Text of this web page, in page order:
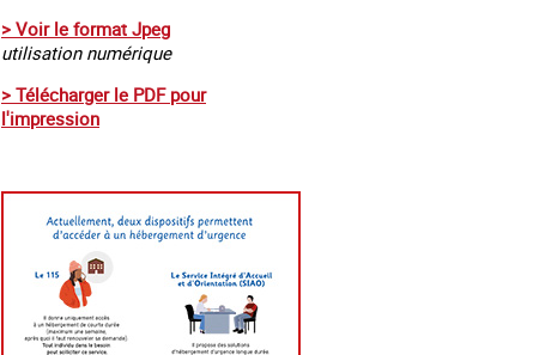
> Voir le format Jpeg
utilisation numérique
> Télécharger le PDF pour
l'impression